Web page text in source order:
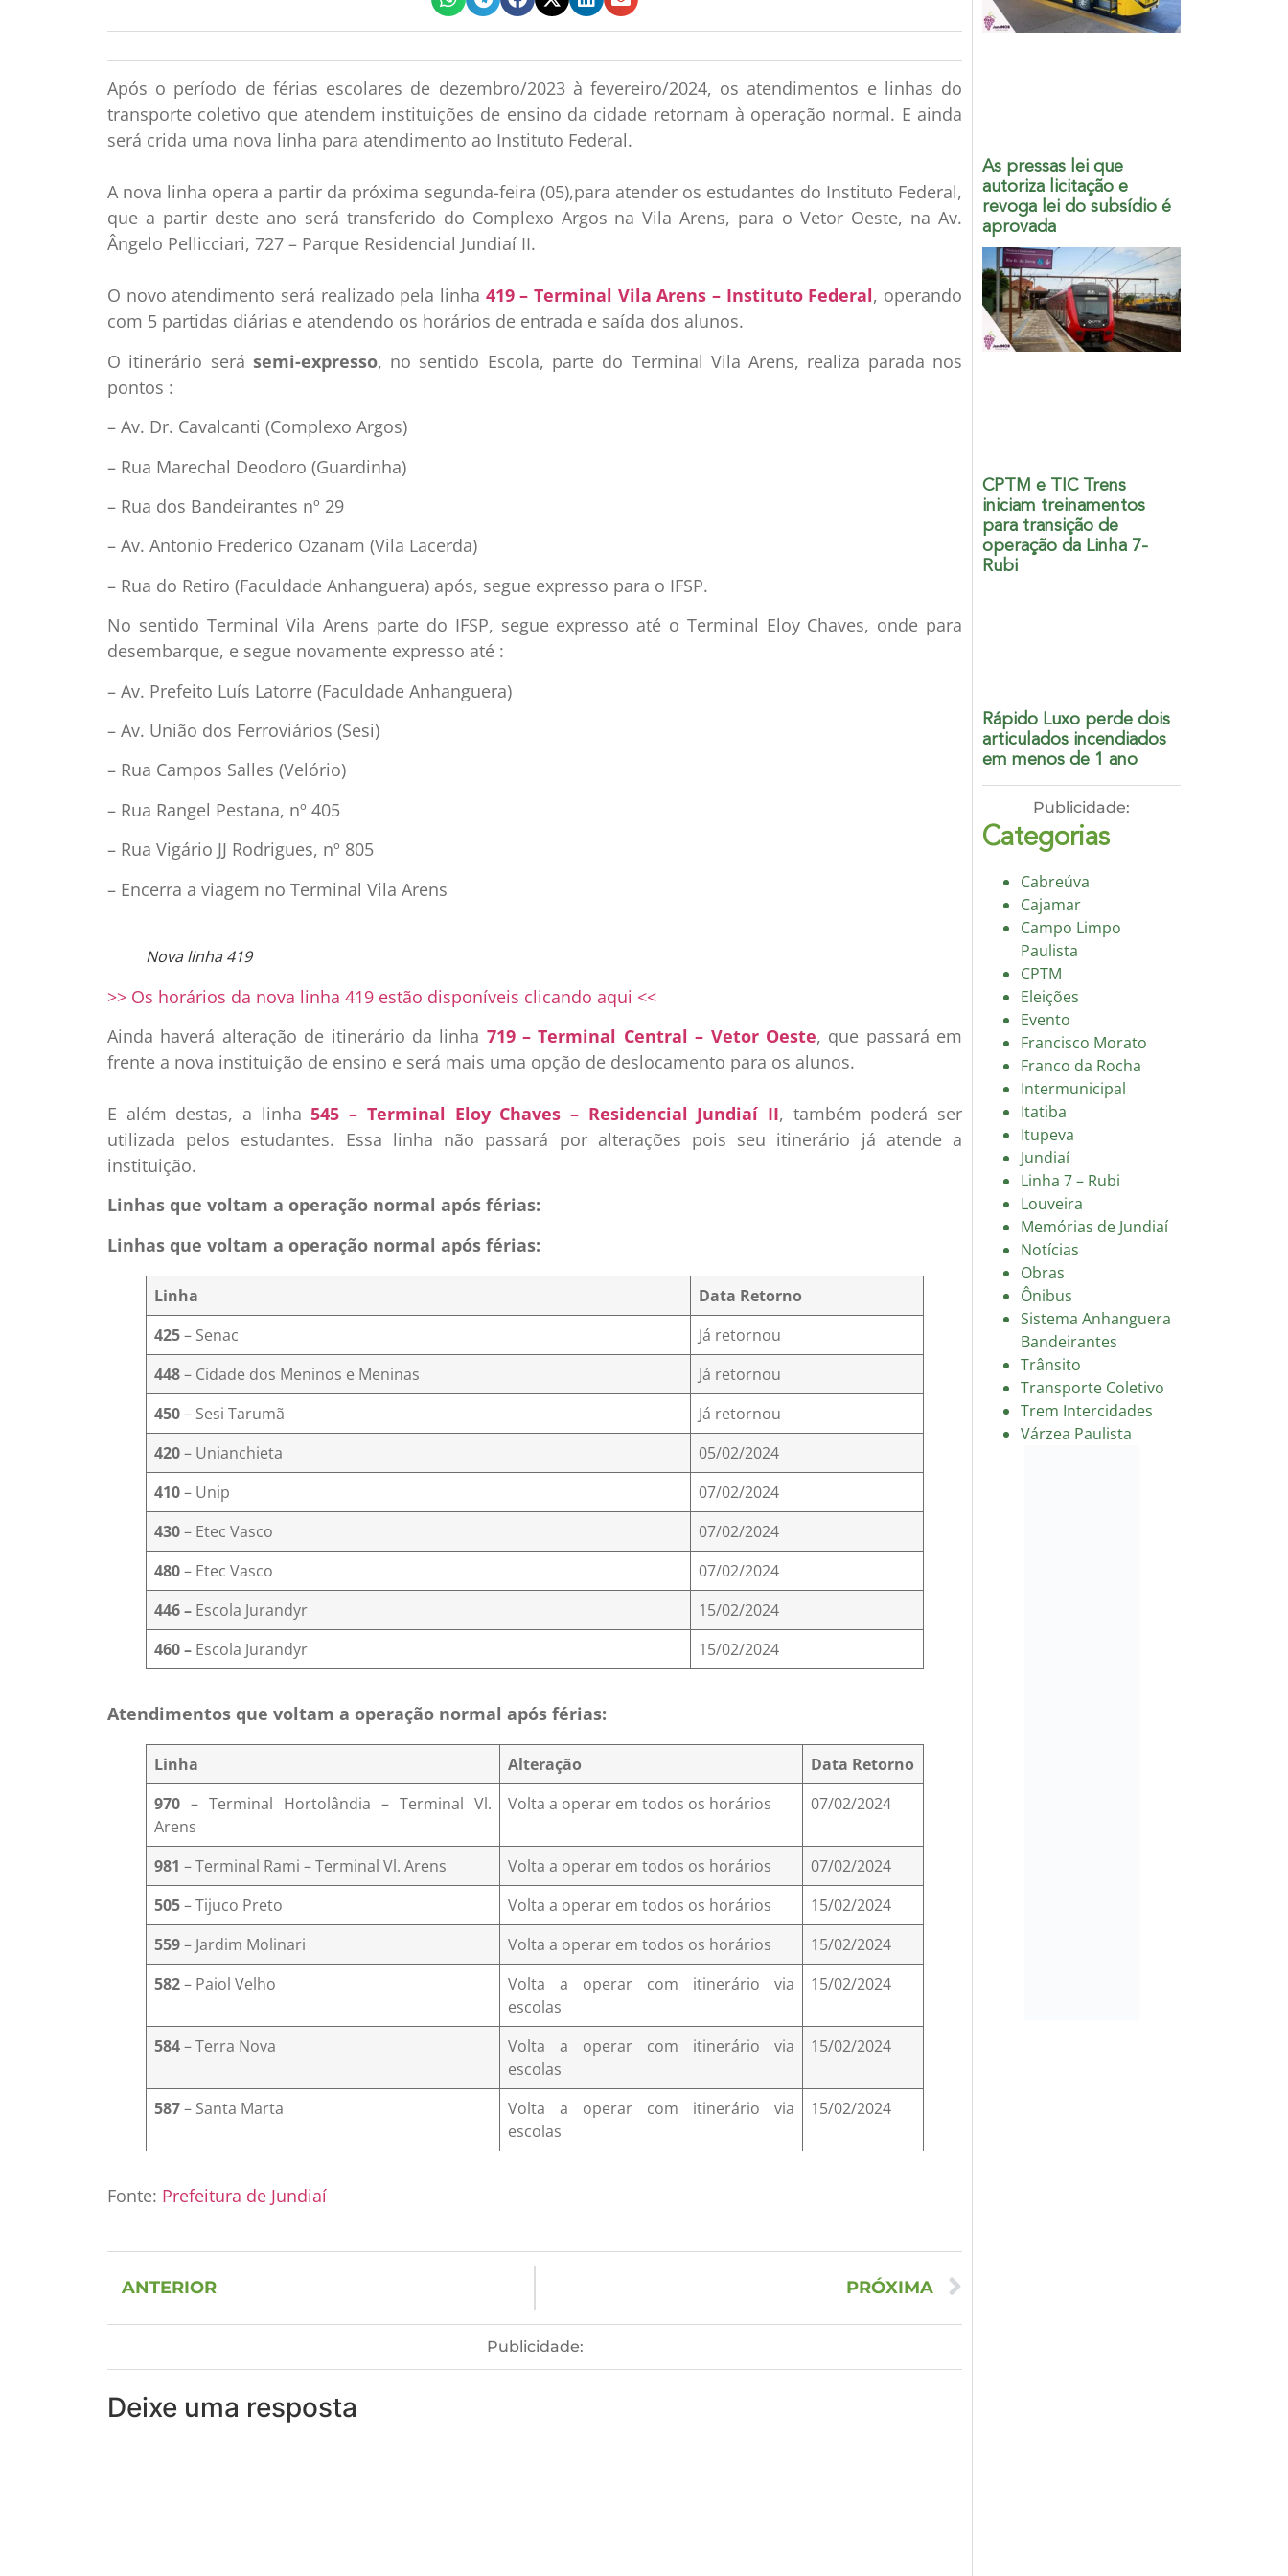
Após o período de férias escolares de dezembro/2023 à fevereiro/2024, os atendimentos e linhas do
transporte coletivo que atendem instituições de ensino da cidade retornam à operação normal. E ainda
será crida uma nova linha para atendimento ao Instituto Federal.
A nova linha opera a partir da próxima segunda-feira (05),para atender os estudantes do Instituto Federal,
que a partir deste ano será transferido do Complexo Argos na Vila Arens, para o Vetor Oeste, na Av.
Ângelo Pellicciari, 727 – Parque Residencial Jundiaí II.
O novo atendimento será realizado pela linha 419 – Terminal Vila Arens – Instituto Federal, operando
com 5 partidas diárias e atendendo os horários de entrada e saída dos alunos.
O itinerário será semi-expresso, no sentido Escola, parte do Terminal Vila Arens, realiza parada nos
pontos :
– Av. Dr. Cavalcanti (Complexo Argos)
– Rua Marechal Deodoro (Guardinha)
– Rua dos Bandeirantes nº 29
– Av. Antonio Frederico Ozanam (Vila Lacerda)
– Rua do Retiro (Faculdade Anhanguera) após, segue expresso para o IFSP.
No sentido Terminal Vila Arens parte do IFSP, segue expresso até o Terminal Eloy Chaves, onde para
desembarque, e segue novamente expresso até :
– Av. Prefeito Luís Latorre (Faculdade Anhanguera)
– Av. União dos Ferroviários (Sesi)
– Rua Campos Salles (Velório)
– Rua Rangel Pestana, nº 405
– Rua Vigário JJ Rodrigues, nº 805
– Encerra a viagem no Terminal Vila Arens
Nova linha 419
>> Os horários da nova linha 419 estão disponíveis clicando aqui <<
Ainda haverá alteração de itinerário da linha 719 – Terminal Central – Vetor Oeste, que passará em
frente a nova instituição de ensino e será mais uma opção de deslocamento para os alunos.
E além destas, a linha545 – Terminal Eloy Chaves – Residencial Jundiaí II, também poderá ser
utilizada pelos estudantes. Essa linha não passará por alterações pois seu itinerário já atende a
instituição.
Linhas que voltam a operação normal após férias:
Linhas que voltam a operação normal após férias:
Linha Data Retorno
425– Senac
Já retornou
448– Cidade dos Meninos e Meninas
Já retornou
450– Sesi Tarumã
Já retornou
420– Unianchieta​
05/02/2024
410– Unip
07/02/2024
430– Etec Vasco
07/02/2024
480– Etec Vasco
07/02/2024
446 – Escola Jurandyr
15/02/2024
460– Escola Jurandyr 15/02/2024
Atendimentos que voltam a operação normal após férias:
Linha Alteração Data Retorno
970– Terminal Hortolândia – Terminal Vl.
Arens
Volta a operar em todos os horários 07/02/2024
981– Terminal Rami – Terminal Vl. Arens Volta a operar em todos os horários
07/02/2024
505– Tijuco Preto Volta a operar em todos os horários
15/02/2024
559– Jardim Molinari Volta a operar em todos os horários
15/02/2024
582– Paiol Velho
Volta a operar com itinerário via
escolas
15/02/2024
584– Terra Nova
Volta a operar com itinerário via
escolas
15/02/2024
587– Santa Marta
Volta a operar com itinerário via
escolas
15/02/2024
Fonte: Prefeitura de Jundiaí
ANTERIOR PRÓXIMA
Publicidade:
Deixe uma resposta
As pressas lei que
autoriza licitação e
revoga lei do subsídio é
aprovada
CPTM e TIC Trens
iniciam treinamentos
para transição de
operação da Linha 7-
Rubi
Rápido Luxo perde dois
articulados incendiados
em menos de 1 ano
Publicidade:
Categorias
Cabreúva
Cajamar
Campo Limpo
Paulista
CPTM
Eleições
Evento
Francisco Morato
Franco da Rocha
Intermunicipal
Itatiba
Itupeva
Jundiaí
Linha 7 – Rubi
Louveira
Memórias de Jundiaí
Notícias
Obras
Ônibus
Sistema Anhanguera
Bandeirantes
Trânsito
Transporte Coletivo
Trem Intercidades
Várzea Paulista